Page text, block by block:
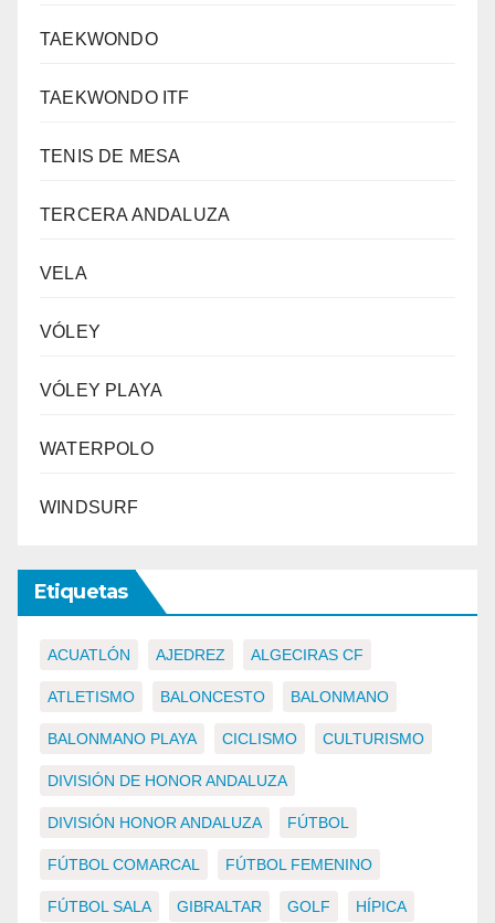
TAEKWONDO
TAEKWONDO ITF
TENIS DE MESA
TERCERA ANDALUZA
VELA
VÓLEY
VÓLEY PLAYA
WATERPOLO
WINDSURF
Etiquetas
ACUATLÓN AJEDREZ ALGECIRAS CF
ATLETISMO BALONCESTO BALONMANO
BALONMANO PLAYA CICLISMO CULTURISMO
DIVISIÓN DE HONOR ANDALUZA
DIVISIÓN HONOR ANDALUZA FÚTBOL
FÚTBOL COMARCAL FÚTBOL FEMENINO
FÚTBOL SALA GIBRALTAR GOLF HÍPICA